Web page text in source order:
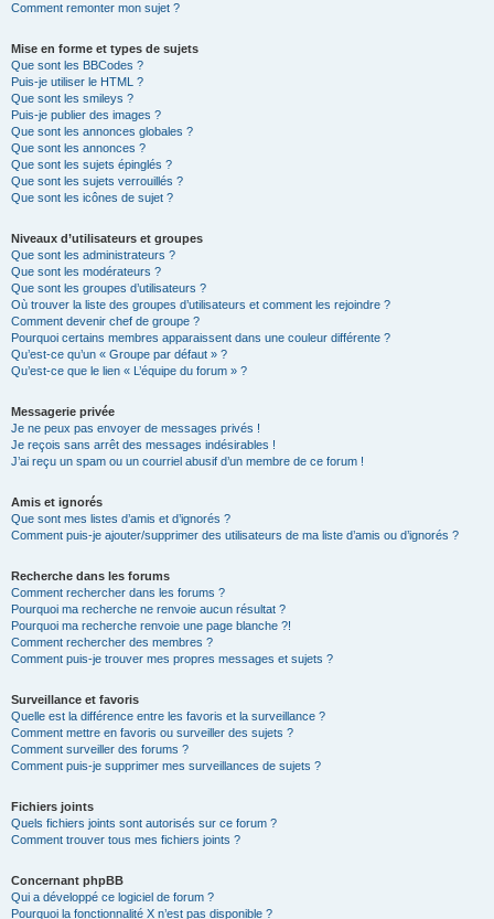
Comment remonter mon sujet ?
Mise en forme et types de sujets
Que sont les BBCodes ?
Puis-je utiliser le HTML ?
Que sont les smileys ?
Puis-je publier des images ?
Que sont les annonces globales ?
Que sont les annonces ?
Que sont les sujets épinglés ?
Que sont les sujets verrouillés ?
Que sont les icônes de sujet ?
Niveaux d’utilisateurs et groupes
Que sont les administrateurs ?
Que sont les modérateurs ?
Que sont les groupes d’utilisateurs ?
Où trouver la liste des groupes d’utilisateurs et comment les rejoindre ?
Comment devenir chef de groupe ?
Pourquoi certains membres apparaissent dans une couleur différente ?
Qu’est-ce qu’un « Groupe par défaut » ?
Qu’est-ce que le lien « L’équipe du forum » ?
Messagerie privée
Je ne peux pas envoyer de messages privés !
Je reçois sans arrêt des messages indésirables !
J’ai reçu un spam ou un courriel abusif d’un membre de ce forum !
Amis et ignorés
Que sont mes listes d’amis et d’ignorés ?
Comment puis-je ajouter/supprimer des utilisateurs de ma liste d’amis ou d’ignorés ?
Recherche dans les forums
Comment rechercher dans les forums ?
Pourquoi ma recherche ne renvoie aucun résultat ?
Pourquoi ma recherche renvoie une page blanche ?!
Comment rechercher des membres ?
Comment puis-je trouver mes propres messages et sujets ?
Surveillance et favoris
Quelle est la différence entre les favoris et la surveillance ?
Comment mettre en favoris ou surveiller des sujets ?
Comment surveiller des forums ?
Comment puis-je supprimer mes surveillances de sujets ?
Fichiers joints
Quels fichiers joints sont autorisés sur ce forum ?
Comment trouver tous mes fichiers joints ?
Concernant phpBB
Qui a développé ce logiciel de forum ?
Pourquoi la fonctionnalité X n’est pas disponible ?